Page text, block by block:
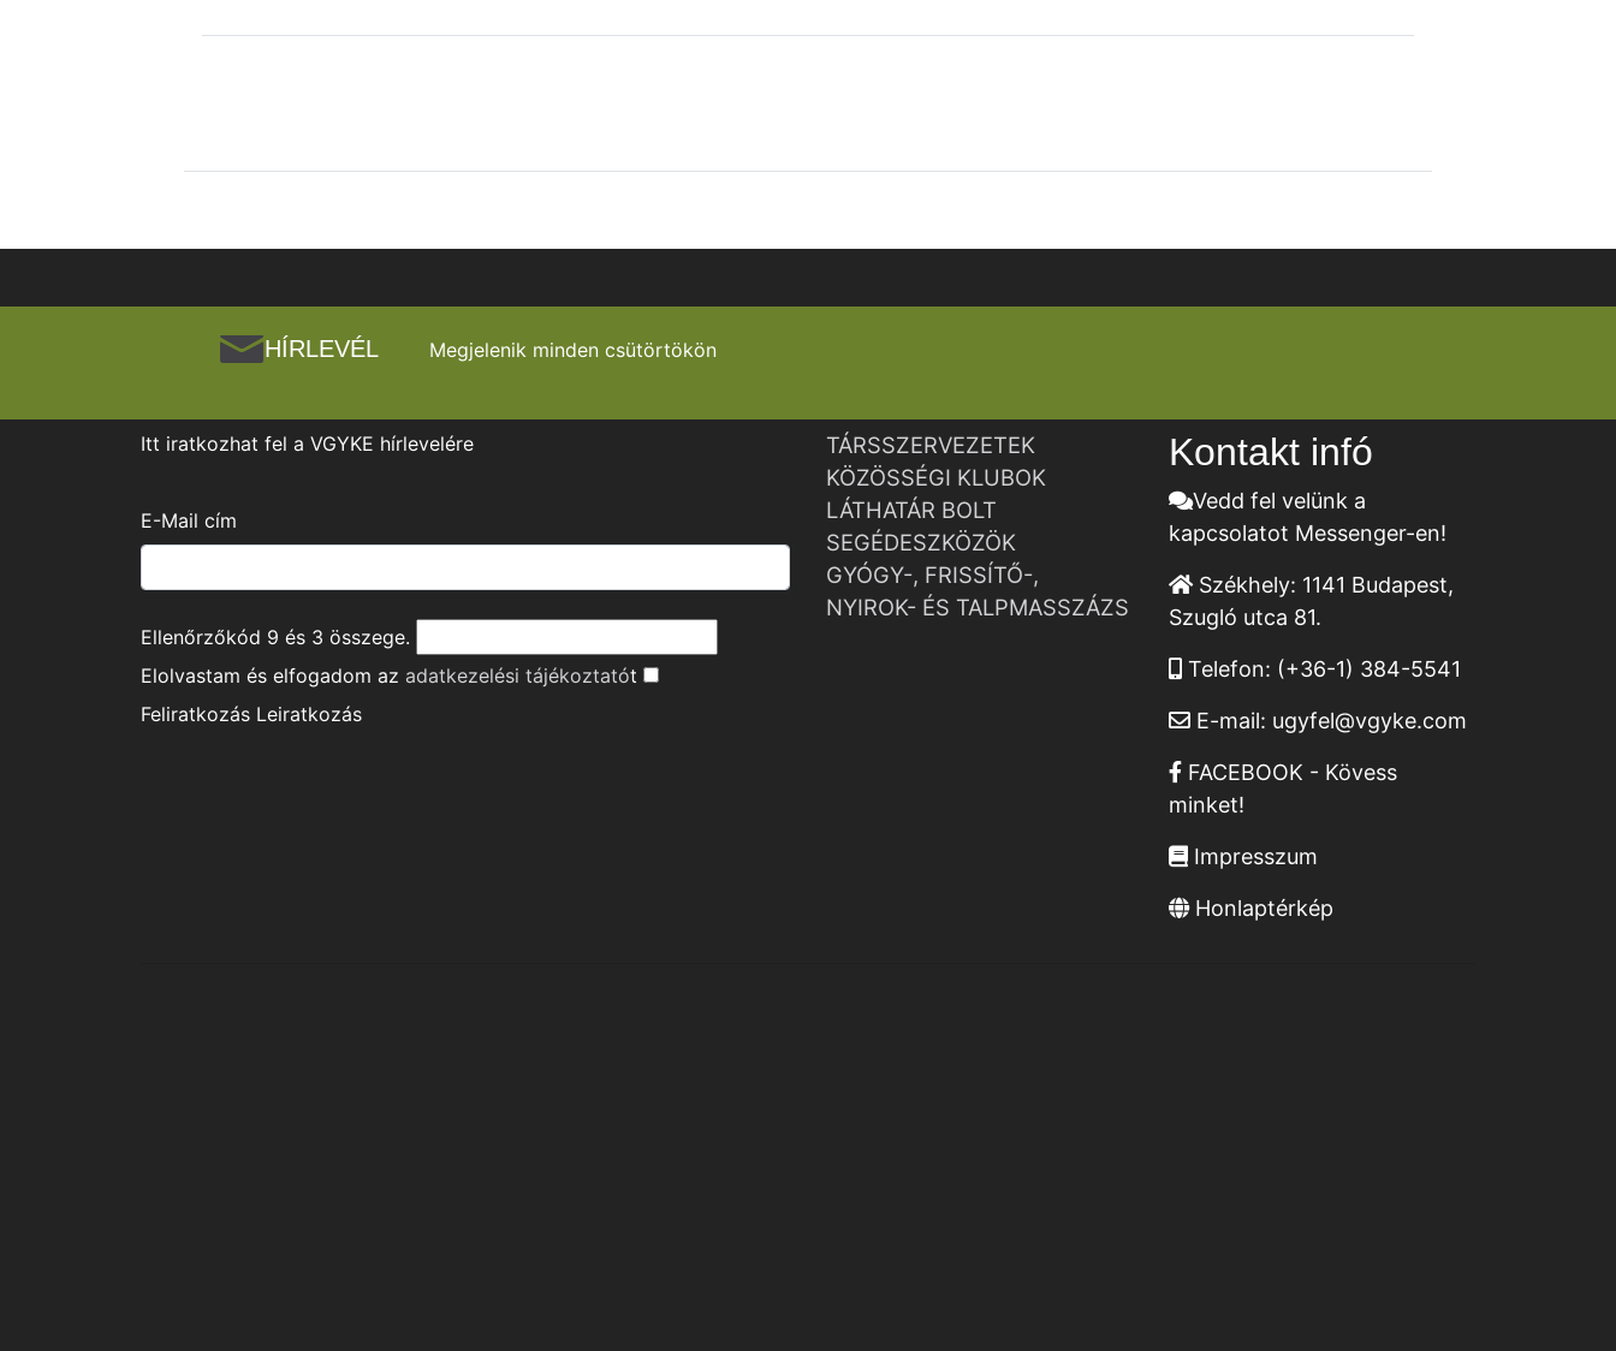
HÍRLEVÉL Megjelenik minden csütörtökön
Itt iratkozhat fel a VGYKE hírlevelére
E-Mail cím
Ellenőrzőkód 9 és 3 összege.
Elolvastam és elfogadom az adatkezelési tájékoztatót
Feliratkozás Leiratkozás
TÁRSSZERVEZETEK
KÖZÖSSÉGI KLUBOK
LÁTHATÁR BOLT
SEGÉDESZKÖZÖK
GYÓGY-, FRISSÍTŐ-,
NYIROK- ÉS TALPMASSZÁZS
Kontakt infó
Vedd fel velünk a
kapcsolatot Messenger-en!
Székhely: 1141 Budapest,
Szugló utca 81.
Telefon: (+36-1) 384-5541
E-mail: ugyfel@vgyke.com
FACEBOOK - Kövess
minket!
Impresszum
Honlaptérkép